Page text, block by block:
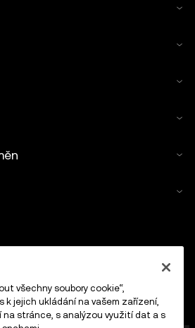
všechny soubory cookie“,
k jejich ukládání na vašem zařízení,
na stránce, s analýzou využití dat a s